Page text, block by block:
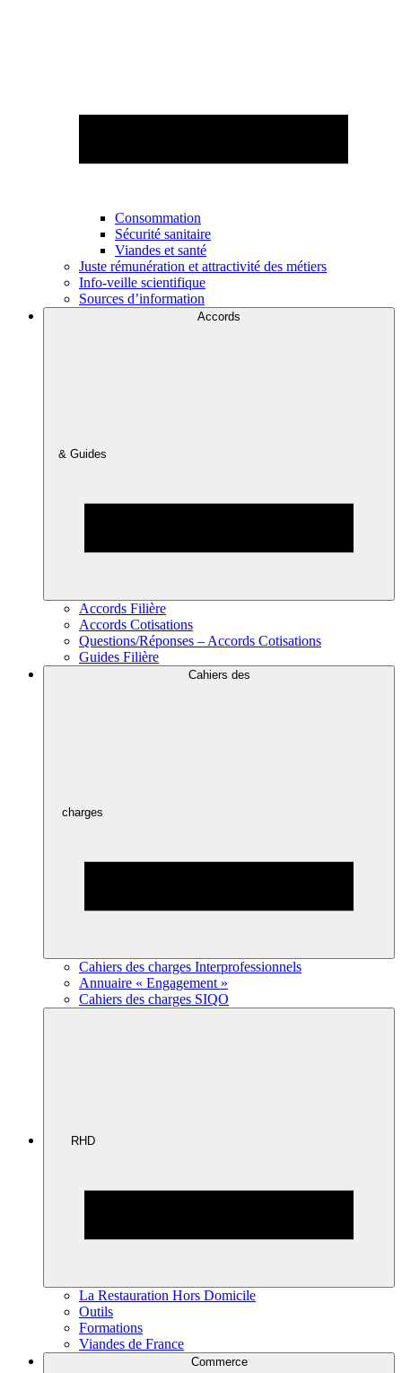
Consommation
Sécurité sanitaire
Viandes et santé
Juste rémunération et attractivité des métiers
Info-veille scientifique
Sources d’information
Accords
& Guides
Accords Filière
Accords Cotisations
Questions/Réponses – Accords Cotisations
Guides Filière
Cahiers des
charges
Cahiers des charges Interprofessionnels
Annuaire « Engagement »
Cahiers des charges SIQO
RHD
La Restauration Hors Domicile
Outils
Formations
Viandes de France
Commerce